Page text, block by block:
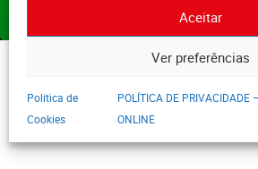
Aceitar
Ver preferências
Política de
Cookies
POLÍTICA DE PRIVACIDADE
ONLINE
ASSINE JÁ